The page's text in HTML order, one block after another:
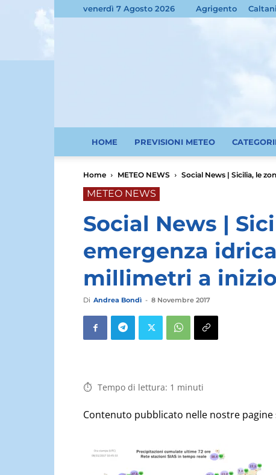
venerdì 7 Agosto 2026 Agrigento
HOME PREVISIONI METEO
Home METEO NEWS Social News | Sicilia, le
METEO NEWS
Social News |
emergenza
millimetri a
Di Andrea Bondì - 8 Novembre 2017
Tempo di lettura: 1 minuti
Contenuto pubblicato nelle nostre pagine